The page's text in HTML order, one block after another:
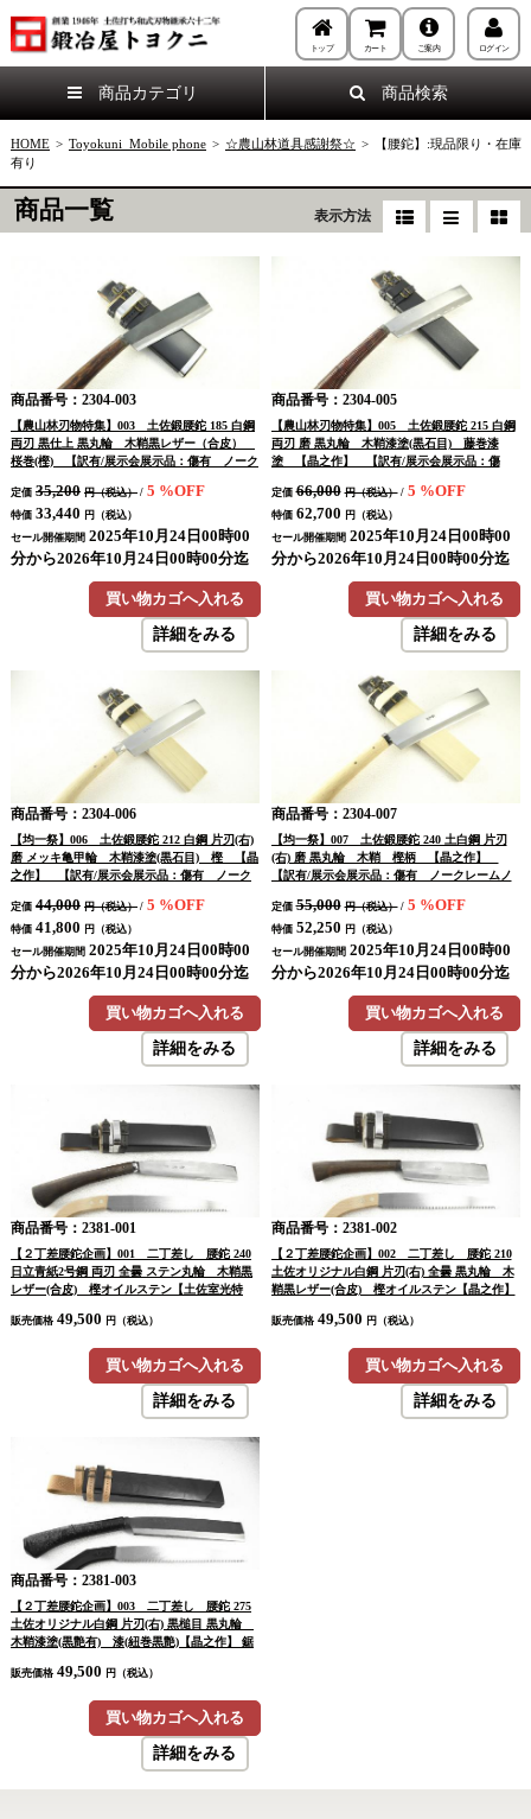
トップ カート ご案内 ログイン
商品カテゴリ 商品検索
HOME > Toyokuni_Mobile phone > ☆農山林道具感謝祭☆ >
【腰鉈】:現品限り・在庫
有り
商品一覧 表示方法
商品番号：2304-003
【農山林刃物特集】003 土佐鍛腰鉈 185 白鋼
両刃 黒仕上 黒丸輪 木鞘黒レザー（合皮）
桜巻(樫) 【訳有/展示会展示品：傷有 ノーク
定価 35,200 円（税込） / 5 %OFF
特価 33,440 円（税込）
セール開催期間 2025年10月24日00時00
分から2026年10月24日00時00分迄
買い物カゴへ入れる
詳細をみる
商品番号：2304-005
【農山林刃物特集】005 土佐鍛腰鉈 215 白鋼
両刃 磨 黒丸輪 木鞘漆塗(黒石目) 藤巻漆
塗 【晶之作】 【訳有/展示会展示品：傷
文】
定価 66,000 円（税込）/ 5 %OFF
特価 62,700 円（税込）
セール開催期間 2025年10月24日00時00
分から2026年10月24日00時00分迄
買い物カゴへ入れる
詳細をみる
商品番号：2304-006
【均一祭】006 土佐鍛腰鉈 212 白鋼 片刃(右)
磨 メッキ亀甲輪 木鞘漆塗(黒石目) 樫 【晶
之作】 【訳有/展示会展示品：傷有 ノーク
定価 44,000 円（税込） / 5 %OFF
特価 41,800 円（税込）
セール開催期間 2025年10月24日00時00
分から2026年10月24日00時00分迄
買い物カゴへ入れる
詳細をみる
商品番号：2304-007
【均一祭】007 土佐鍛腰鉈 240 土白鋼 片刃
(右) 磨 黒丸輪 木鞘 樫柄 【晶之作】
【訳有/展示会展示品：傷有 ノークレームノ
定価 55,000 円（税込）/ 5 %OFF
特価 52,250 円（税込）
セール開催期間 2025年10月24日00時00
分から2026年10月24日00時00分迄
買い物カゴへ入れる
詳細をみる
商品番号：2381-001
【２丁差腰鉈企画】001 二丁差し 腰鉈 240
日立青紙2号鋼 両刃 全曇 ステン丸輪 木鞘黒
レザー(合皮) 樫オイルステン【土佐室光特
クレームノーリターン：承諾の上注文】
販売価格 49,500 円（税込）
買い物カゴへ入れる
詳細をみる
商品番号：2381-002
【２丁差腰鉈企画】002 二丁差し 腰鉈 210
土佐オリジナル白鋼 片刃(右) 全曇 黒丸輪 木
鞘黒レザー(合皮) 樫オイルステン【晶之作】
ムノーリターン：承諾の上注文】
販売価格 49,500 円（税込）
買い物カゴへ入れる
詳細をみる
商品番号：2381-003
【２丁差腰鉈企画】003 二丁差し 腰鉈 275
土佐オリジナル白鋼 片刃(右) 黒槌目 黒丸輪
木鞘漆塗(黒艶有) 漆(紐巻黒艶)【晶之作】 鋸
ムノーリターン：承諾の上注文】
販売価格 49,500 円（税込）
買い物カゴへ入れる
詳細をみる